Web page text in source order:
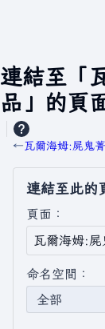
連結至「
品」的頁
←瓦爾海姆:屍鬼
連結至此的
頁面：
命名空間：
全部